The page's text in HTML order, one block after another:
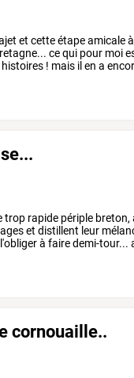
et cetteétapeamicaleà
cequi pour moi
histoires ! mais il en a
trop rapide périple breton,
et distillent leur
l'obligerà fairedemi-tour...
cornouaille..